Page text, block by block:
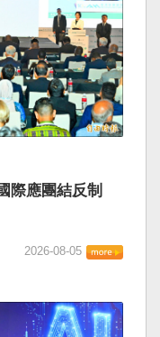
際應團結反制
2026-08-05